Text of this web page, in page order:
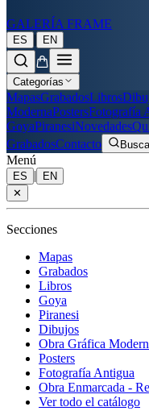
GALERÍA FRAME
ES | EN
Categorías
MapasGrabadosLibros
ModernaPostersFotografía
GoyaPiranesiNovedades
GrabadosContacto
Menú
ES |
EN
✕
Secciones
Mapas
Grabados
Libros
Goya
Piranesi
Dibujos
Obra Gráfica
Posters
Fotografía Antigua
Obra Enmarcada -
Ver todo el catálogo